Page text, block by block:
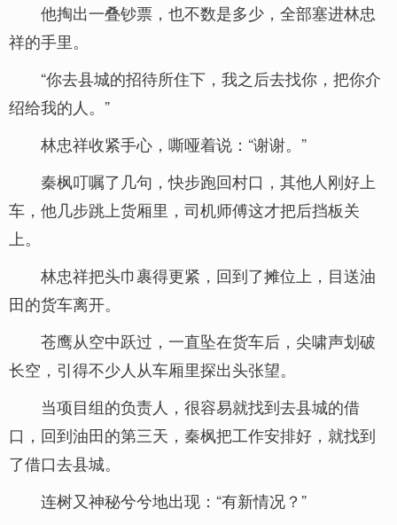
他掏出一叠钞票，也不数是多少，全部塞进林忠
祥的手里。
“你去县城的招待所住下，我之后去找你，把你介
绍给我的人。”
林忠祥收紧手心，嘶哑着说：“谢谢。”
秦枫叮嘱了几句，快步跑回村口，其他人刚好上
车，他几步跳上货厢里，司机师傅这才把后挡板关
上。
林忠祥把头巾裹得更紧，回到了摊位上，目送油
田的货车离开。
苍鹰从空中跃过，一直坠在货车后，尖啸声划破
长空，引得不少人从车厢里探出头张望。
当项目组的负责人，很容易就找到去县城的借
口，回到油田的第三天，秦枫把工作安排好，就找到
了借口去县城。
连树又神秘兮兮地出现：“有新情况？”